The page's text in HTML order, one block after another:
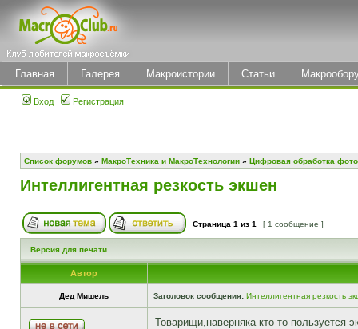
Главная Галерея Макроистории Статьи
Вход Регистрация
Список форумов » МакроТехника и МакроТехнологии » Цифровая обработка
Интеллигентная резкость экшен
Страница 1 из 1 [ 1 сообщение ]
Версия для печати
Автор
Дед Мишель Заголовок сообщения: Интеллигентная резкость
Товарищи,наверняка кто то пользуется